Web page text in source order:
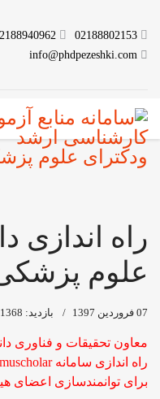
02188802153
info@phdpezeshki.com
راه اندازی
علوم
07 فروردين 1397 بازدید: 1368
معاون تحقیقات و فناوری
برای توانمندسازی اعضای